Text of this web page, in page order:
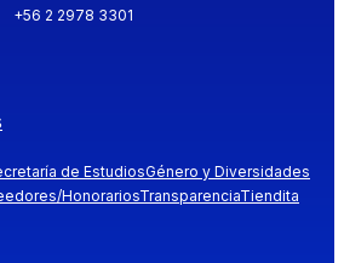
+56 2 2978 3301
de EstudiosGénero y Diversidades
HonorariosTransparenciaTiendita